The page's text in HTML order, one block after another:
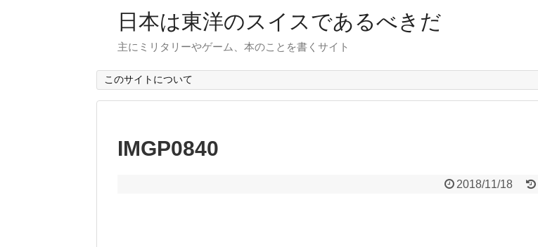
日本は東洋のスイスであるべきだ
主にミリタリーやゲーム、本のことを書くサイト
このサイトについて
IMGP0840
2018/11/18